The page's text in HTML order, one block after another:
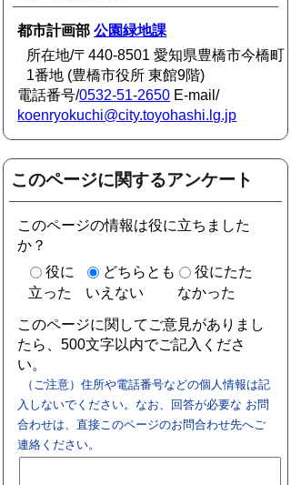
都市計画部公園緑地課
所在地/〒440-8501 愛知県豊橋市今橋町
1番地 (豊橋市役所 東館9階)
電話番号/0532-51-2650 E-mail/
koenryokuchi@city.toyohashi.lg.jp
このページに関するアンケート
このページの情報は役に立ちました
か？
役に
立った
どちらとも
いえない
役にたた
なかった
このページに関してご意見がありまし
たら、500文字以内でご記入くださ
い。
（ご注意）住所や電話番号などの個人情報は記
入しないでください。なお、回答が必要な お問
合わせは、直接このページのお問合わせ先へご
連絡ください。